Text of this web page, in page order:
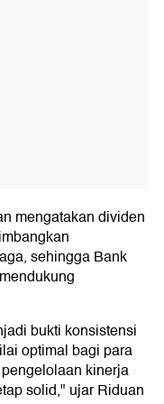
mengatakan dividen
sehingga Bank
bukti konsistensi
optimal bagi para
kinerja
solid," ujar Riduan